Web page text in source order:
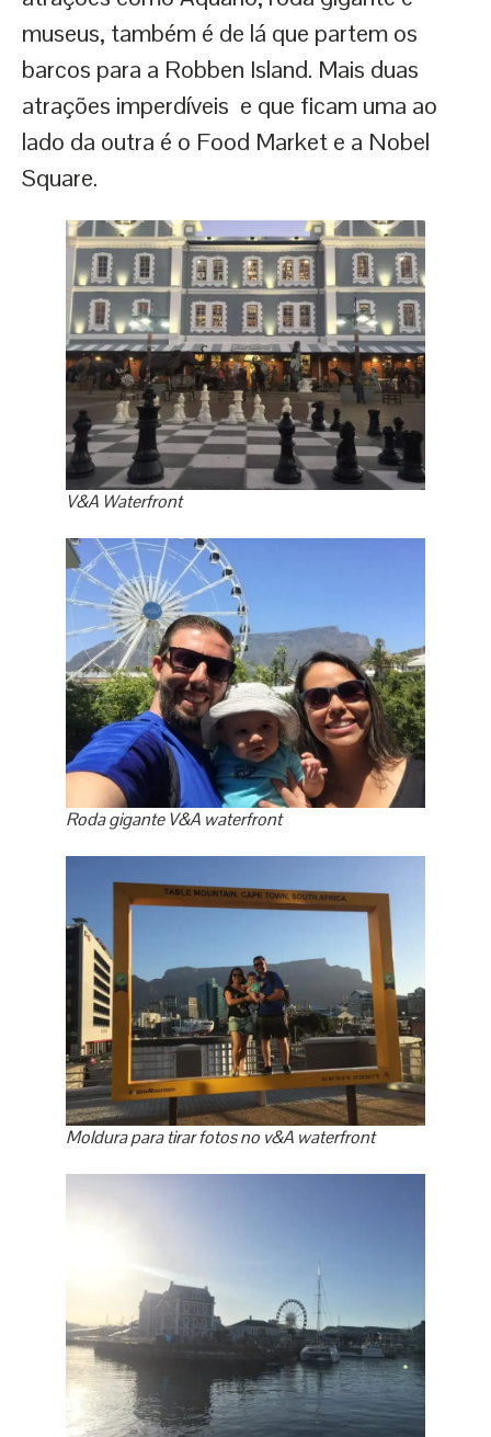
museus, também é de lá que partem os
barcos para a Robben Island. Mais duas
atrações imperdíveis e que ficam uma ao
lado da outra é o Food Market e a Nobel
Square.
V&A Waterfront
Roda gigante V&A waterfront
Moldura para tirar fotos no v&A waterfront